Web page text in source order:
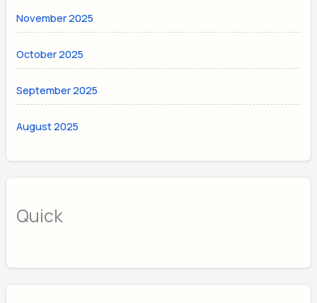
November 2025
October 2025
September 2025
August 2025
Quick